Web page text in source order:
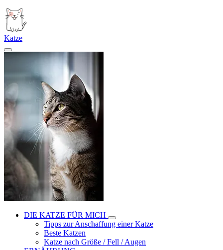
Katze
DIE KATZE FÜR MICH
Tipps zur Anschaffung einer Katze
Beste Katzen
Katze nach Größe / Fell / Augen